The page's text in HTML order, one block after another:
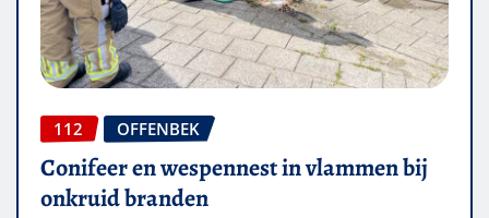
112 OFFENBEK
Conifeer en wespennest in vlammen bij
onkruid branden